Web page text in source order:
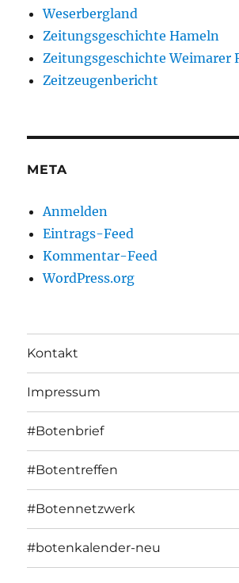
Weserbergland
Zeitungsgeschichte Hameln
Zeitungsgeschichte Weimarer
Zeitzeugenbericht
META
Anmelden
Eintrags-Feed
Kommentar-Feed
WordPress.org
Kontakt
Impressum
#Botenbrief
#Botentreffen
#Botennetzwerk
#botenkalender-neu